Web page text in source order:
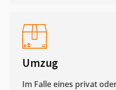
Umzug
Im Falle eines privat